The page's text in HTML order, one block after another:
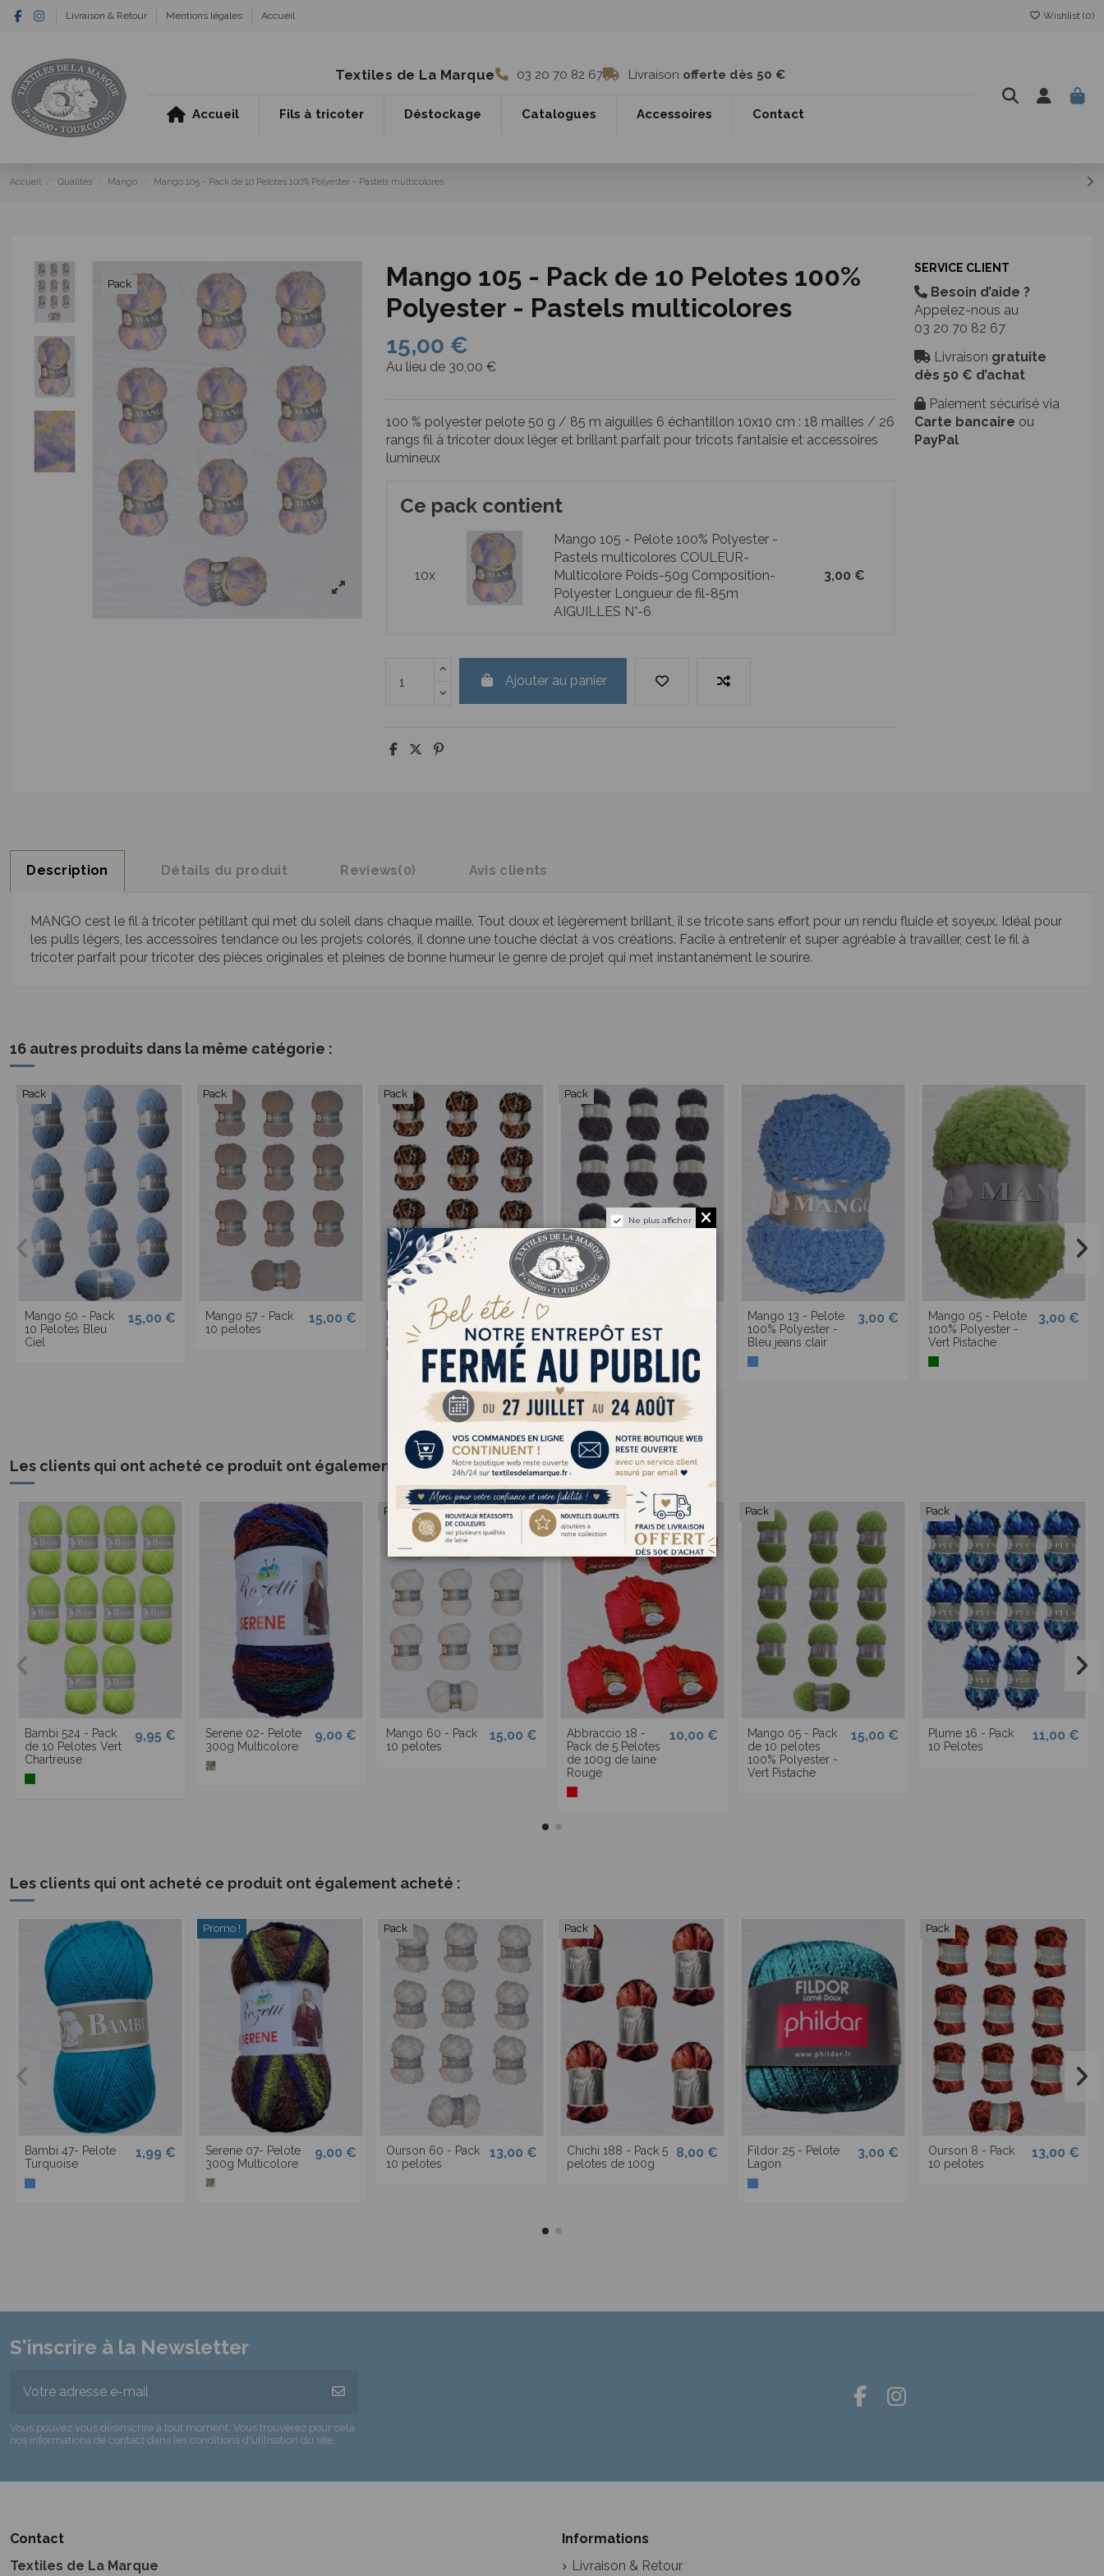
Livraison & Retour Mentions légales Accueil Wishlist (0)
Textiles de La Marque 03 20 70 82 67 Livraison offerte dès 50 €
Accueil Fils à tricoter Déstockage Catalogues Accessoires Contact
Accueil Qualités Mango Mango 105 - Pack de 10 Pelotes 100% Polyester - Pastels multicolores
Pack
Mango 105 - Pack de 10 Pelotes 100%
Polyester - Pastels multicolores
15,00 €
Au lieu de 30,00 €
100 % polyester pelote 50 g / 85 m aiguilles 6 échantillon 10x10 cm : 18 mailles / 26
rangs fil à tricoter doux léger et brillant parfait pour tricots fantaisie et accessoires
lumineux
Ce pack contient
10x
Mango 105 - Pelote 100% Polyester -
Pastels multicolores COULEUR-
Multicolore Poids-50g Composition-
Polyester Longueur de fil-85m
AIGUILLES N°-6
3,00 €
Ajouter au panier
SERVICE CLIENT
Besoin d’aide ?
Appelez-nous au
03 20 70 82 67
Livraison gratuite
dès 50 € d’achat
Paiement sécurisé via
Carte bancaire ou
PayPal
Description Détails du produit Reviews(0) Avis clients
MANGO cest le fil à tricoter pétillant qui met du soleil dans chaque maille. Tout doux et légèrement brillant, il se tricote sans effort pour un rendu fluide et soyeux. Idéal pour
les pulls légers, les accessoires tendance ou les projets colorés, il donne une touche déclat à vos créations. Facile à entretenir et super agréable à travailler, cest le fil à
tricoter parfait pour tricoter des pièces originales et pleines de bonne humeur le genre de projet qui met instantanément le sourire.
16 autres produits dans la même catégorie :
Pack
Mango 50 - Pack
10 Pelotes Bleu
Ciel
15,00 €
Pack
Mango 57 - Pack
10 pelotes
15,00 €
Pack
Mango 153 - Pack
10 Pelotes 100%
Polyester -
Marron/Noir/Gris
15,00 €
Pack
Pack de 10
Pelotes 100%
Polyester - Gris
foncé
15,00 €
Mango 13 - Pelote
100% Polyester -
Bleu jeans clair
3,00 €
Mango 05 - Pelote
100% Polyester -
Vert Pistache
3,00 €
Les clients qui ont acheté ce produit ont également acheté :
Bambi 524 - Pack
de 10 Pelotes Vert
Chartreuse
9,95 €
Serene 02- Pelote
300g Multicolore
9,00 €
Pack
Mango 60 - Pack
10 pelotes
15,00 €
Abbraccio 18 -
Pack de 5 Pelotes
de 100g de laine
Rouge
10,00 €
Pack
Mango 05 - Pack
de 10 pelotes
100% Polyester -
Vert Pistache
15,00 €
Pack
Plume 16 - Pack
10 Pelotes
11,00 €
Les clients qui ont acheté ce produit ont également acheté :
Bambi 47- Pelote
Turquoise
1,99 €
Promo !
Serene 07- Pelote
300g Multicolore
9,00 €
Pack
Ourson 60 - Pack
10 pelotes
13,00 €
Pack
Chichi 188 - Pack 5
pelotes de 100g
8,00 €
Fildor 25 - Pelote
Lagon
3,00 €
Pack
Ourson 8 - Pack
10 pelotes
13,00 €
S'inscrire à la Newsletter
Vous pouvez vous désinscrire à tout moment. Vous trouverez pour cela
nos informations de contact dans les conditions d'utilisation du site.
Contact
Textiles de La Marque
Informations
Livraison & Retour
Ne plus afficher